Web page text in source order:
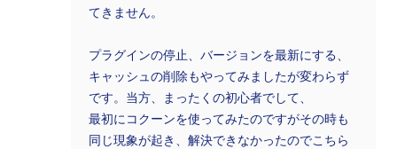
てきません。
プラグインの停止、バージョンを最新にする、
キャッシュの削除もやってみましたが変わらず
です。当方、まったくの初心者でして、
最初にコクーンを使ってみたのですがその時も
同じ現象が起き、解決できなかったのでこちら